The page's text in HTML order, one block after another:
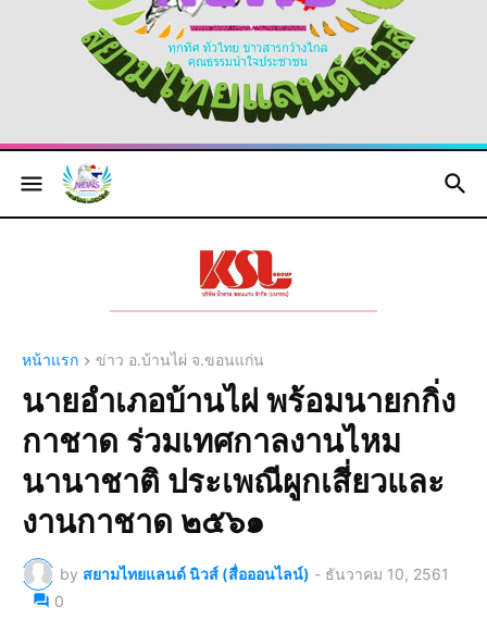
หน้าแรก ข่าว อ.บ้านไผ่ จ.ขอนแก่น
นายอำเภอบ้านไผ่ พร้อมนายกกิ่ง
กาชาด ร่วมเทศกาลงานไหม
นานาชาติ ประเพณีผูกเสี่ยวและ
งานกาชาด ๒๕๖๑
by สยามไทยแลนด์ นิวส์ (สื่อออนไลน์) - ธันวาคม 10, 2561
0